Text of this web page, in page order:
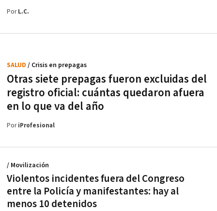
PorL.C.
Otras siete prepagas fueron excluidas del
registro oficial: cuántas quedaron afuera
en lo que va del año
SALUD / Crisis en prepagas
PoriProfesional
Violentos incidentes fuera del Congreso
entre la Policía y manifestantes: hay al
menos 10 detenidos
/ Movilización